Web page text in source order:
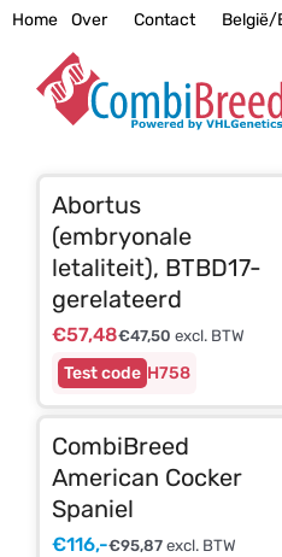
Ga
inhoud
Home Over Contact België/
H758
Abortus
(embryonale
letaliteit), BTBD17-
gerelateerd
€57,48€47,50 excl. BTW
CombiBreed
American Cocker
Spaniel
€116,-€95,87excl. BTW